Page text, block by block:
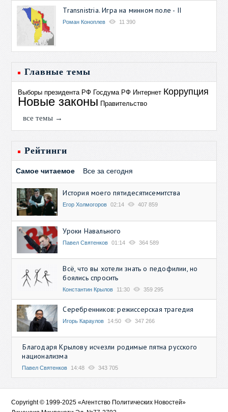
Transnistria. Игра на минном поле - II
Роман Коноплев 11 390
Главные темы
Выборы президента РФ Госдума РФ Интернет Коррупция
Новые законы Правительство
все темы →
Рейтинги
Самое читаемое Все за сегодня
История моего пятидесятисемитства
Егор Холмогоров 02:14 407 859
Уроки Навального
Павел Святенков 01:14 364 589
Всё, что вы хотели знать о педофилии, но
боялись спросить
Константин Крылов 11:30 359 295
Серебренников: режиссерская трагедия
Игорь Караулов 14:50 347 266
Благодаря Крылову исчезли родимые пятна русского
национализма
Павел Святенков 14:48 343 705
Copyright © 1999-2025 «Агентство Политических Новостей»